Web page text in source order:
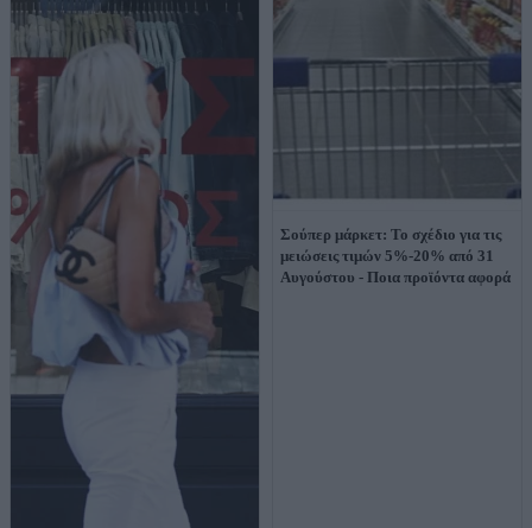
Σούπερ μάρκετ: Το σχέδιο για τις
μειώσεις τιμών 5%-20% από 31
Αυγούστου - Ποια προϊόντα αφορά